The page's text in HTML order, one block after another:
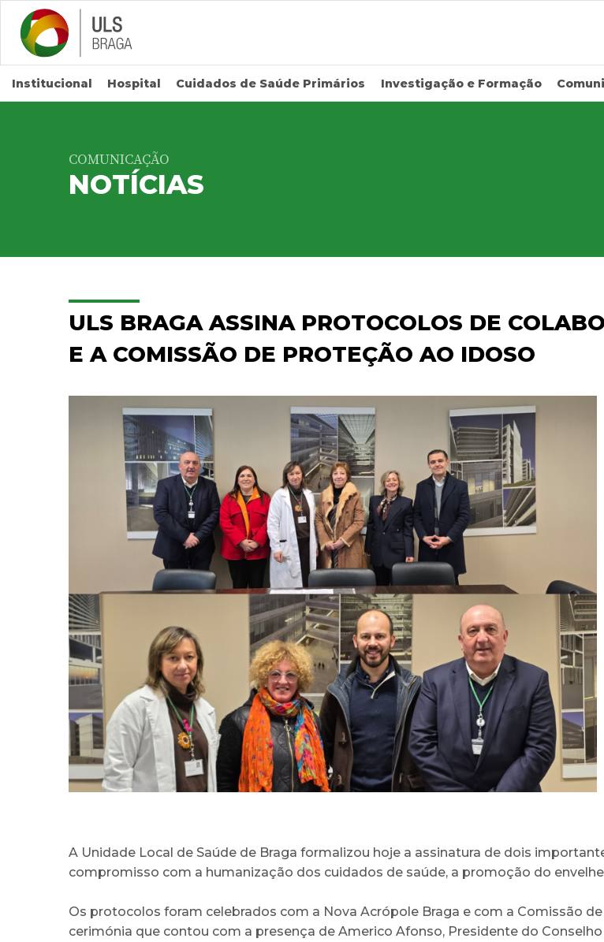
Saltar para conteúdo principal
Institucional Hospital Cuidados de Saúde Primários Investigação e Formação
COMUNICAÇÃO
NOTÍCIAS
ULS BRAGA ASSINA PROTOCOLOS DE
E A COMISSÃO DE PROTEÇÃO AO IDOSO
A Unidade Local de Saúde de Braga formalizou hoje a assinatura de dois
compromisso com a humanização dos cuidados de saúde, a promoção do
Os protocolos foram celebrados com a Nova Acrópole Braga e com a Comissão
cerimónia que contou com a presença de Americo Afonso, Presidente do